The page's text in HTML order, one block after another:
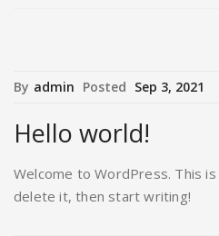
By admin Posted Sep 3, 2021
Hello world!
Welcome to WordPress. This
delete it, then start writing!